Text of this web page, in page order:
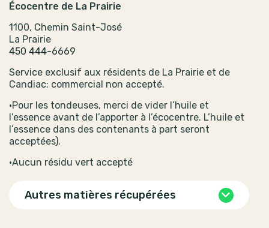
Écocentre de La Prairie
1100, Chemin Saint-José
La Prairie
450 444-6669
Service exclusif aux résidents de La Prairie et de
Candiac; commercial non accepté.
•Pour les tondeuses, merci de vider l’huile et
l’essence avant de l’apporter à l’écocentre. L’huile et
l’essence dans des contenants à part seront
acceptées).
•Aucun résidu vert accepté
Autres matières récupérées